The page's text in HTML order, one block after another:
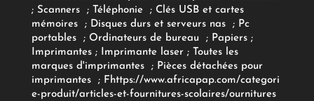
; Scanners ; Téléphonie ; Clés USB et cartes
mémoires
; Disques durs et serveurs nas ; Pc
portables
; Ordinateurs de bureau ; Papiers;
Imprimantes;Imprimante laser; Toutes les
marques d'imprimantes
; Pièces détachées pour
imprimantes
; Fhttps://www.africapap.com/categori
e-produit/articles-et-fournitures-scolaires/ournitures